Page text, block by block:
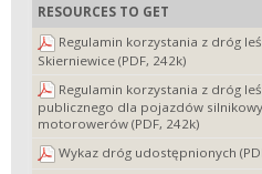
RESOURCES TO GET
Regulamin korzystania z dróg
Skierniewice (PDF, 242k)
Regulamin korzystania z dróg
publicznego dla pojazdów
motorowerów (PDF, 242k)
Wykaz dróg udostępnionych